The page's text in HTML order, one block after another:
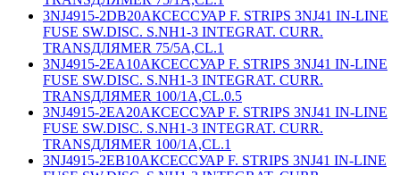
3NJ4915-2DB20АКСЕССУАР F. STRIPS 3NJ41 IN-LINE
FUSE SW.DISC. S.NH1-3 INTEGRAT. CURR.
TRANSДЛЯMER 75/5A,CL.1
3NJ4915-2EA10АКСЕССУАР F. STRIPS 3NJ41 IN-LINE
FUSE SW.DISC. S.NH1-3 INTEGRAT. CURR.
TRANSДЛЯMER 100/1A,CL.0.5
3NJ4915-2EA20АКСЕССУАР F. STRIPS 3NJ41 IN-LINE
FUSE SW.DISC. S.NH1-3 INTEGRAT. CURR.
TRANSДЛЯMER 100/1A,CL.1
3NJ4915-2EB10АКСЕССУАР F. STRIPS 3NJ41 IN-LINE